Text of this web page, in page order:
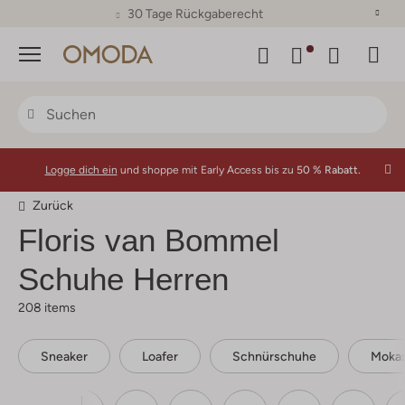
30 Tage Rückgaberecht
Menü
Logge dich ein und shoppe mit Early Access bis zu 50 % Rabatt.
Zurück
Floris van Bommel
Schuhe Herren
208 items
Sneaker Loafer Schnürschuhe